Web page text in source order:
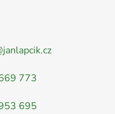
janlapcik.cz
773
695